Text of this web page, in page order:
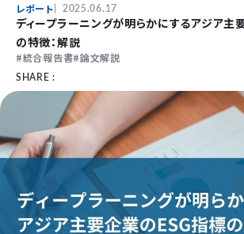
レポート 2025.06.17
ディープラーニングが明らかにするアジア主
の特徴：解説
統合報告書 論文解説
SHARE :